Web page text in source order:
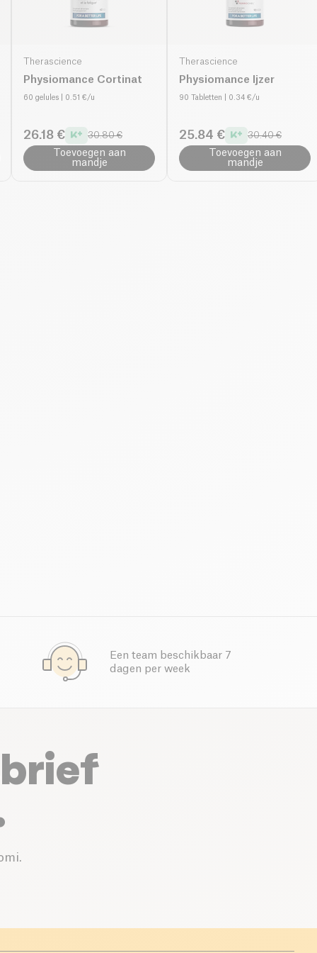
Therascience
Physiomance Cortinat
60 gelules | 0.51 €/u
26.18 € 30.80 €
Toevoegen aan
mandje
Therascience
Physiomance Ijzer
90 Tabletten | 0.34 €/u
25.84 € 30.40 €
Toevoegen aan
mandje
Een team beschikbaar 7
dagen per week